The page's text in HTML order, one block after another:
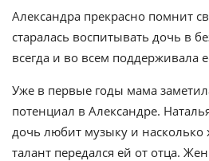
Александра прекрасно помнит
старалась воспитывать дочь в
всегда и во всем поддерживала
Уже в первые годы мама
потенциал в Александре.
дочь любит музыку и насколько
талант передался ей от отца.